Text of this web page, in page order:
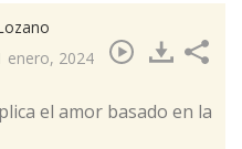
enero, 2024
el amor basado en la